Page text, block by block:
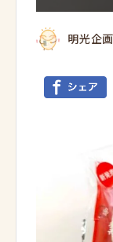
明光企